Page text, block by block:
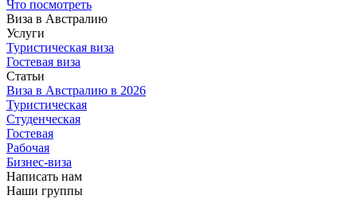
Что посмотреть
Виза в Австралию
Услуги
Туристическая виза
Гостевая виза
Статьи
Виза в Австралию в 2026
Туристическая
Студенческая
Гостевая
Рабочая
Бизнес-виза
Написать нам
Наши группы